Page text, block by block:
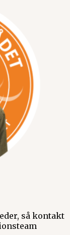
så kontakt